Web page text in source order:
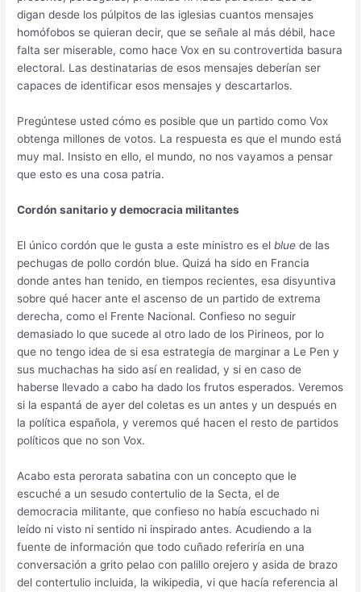
digan desde los púlpitos de las iglesias cuantos mensajes
homófobos se quieran decir, que se señale al más débil, hace
falta ser miserable, como hace Vox en su controvertida basura
electoral. Las destinatarias de esos mensajes deberían ser
capaces de identificar esos mensajes y descartarlos.
Pregúntese usted cómo es posible que un partido como Vox
obtenga millones de votos. La respuesta es que el mundo está
muy mal. Insisto en ello, el mundo, no nos vayamos a pensar
que esto es una cosa patria.
Cordón sanitario y democracia militantes
El único cordón que le gusta a este ministro es elblue de las
pechugas de pollo cordón blue. Quizá ha sido en Francia
donde antes han tenido, en tiempos recientes, esa disyuntiva
sobre qué hacer ante el ascenso de un partido de extrema
derecha, como el Frente Nacional. Confieso no seguir
demasiado lo que sucede al otro lado de los Pirineos, por lo
que no tengo idea de si esa estrategia de marginar a Le Pen y
sus muchachas ha sido así en realidad, y si en caso de
haberse llevado a cabo ha dado los frutos esperados. Veremos
si la espantá de ayer del coletas es un antes y un después en
la política española, y veremos qué hacen el resto de partidos
políticos que no son Vox.
Acabo esta perorata sabatina con un concepto que le
escuché a un sesudo contertulio de la Secta, el de
democracia militante, que confieso no había escuchado ni
leído ni visto ni sentido ni inspirado antes. Acudiendo a la
fuente de información que todo cuñado referiría en una
conversación a grito pelao con palillo orejero y asida de brazo
del contertulio incluida, la wikipedia, vi que hacía referencia al